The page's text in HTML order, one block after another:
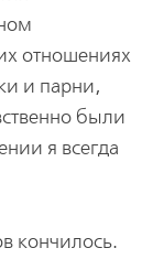
отношениях
и парни,
были
я всегда
кончилось.